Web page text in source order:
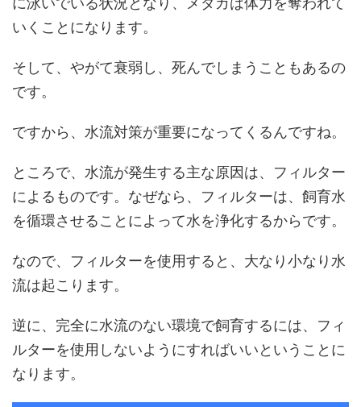
いくことになります。
そして、やがて衰弱し、死んでしまうこともあるの
です。
ですから、水流対策が重要になってくるんですね。
ところで、水流が発生する主な原因は、フィルター
によるものです。なぜなら、フィルターは、飼育水
を循環させることによって水を浄化するからです。
なので、フィルターを使用すると、大なり小なり水
流は起こります。
逆に、完全に水流のない環境で飼育するには、フィ
ルターを使用しないようにすればいいということに
なります。